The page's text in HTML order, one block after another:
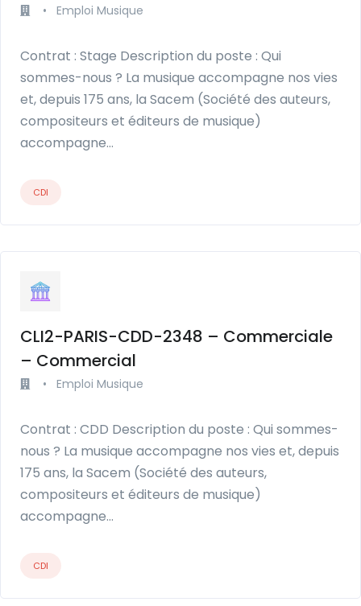
• Emploi Musique
Contrat : Stage Description du poste : Qui
sommes-nous ? La musique accompagne nos vies
et, depuis 175 ans, la Sacem (Société des auteurs,
compositeurs et éditeurs de musique)
accompagne…
CDI
CLI2-PARIS-CDD-2348 – Commerciale
– Commercial
• Emploi Musique
Contrat : CDD Description du poste : Qui sommes-
nous ? La musique accompagne nos vies et, depuis
175 ans, la Sacem (Société des auteurs,
compositeurs et éditeurs de musique)
accompagne…
CDI